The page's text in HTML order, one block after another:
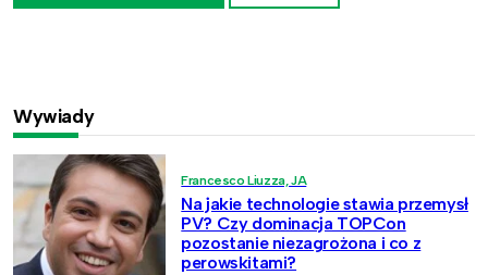
Wywiady
Francesco Liuzza, JA
Na jakie technologie stawia przemysł
PV? Czy dominacja TOPCon
pozostanie niezagrożona i co z
perowskitami?